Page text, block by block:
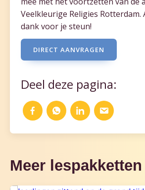
Veelkleurige Religies Rotterdam.
dank voor je steun!
DIRECT AANVRAGEN
Deel deze pagina:
Meer lespakketten